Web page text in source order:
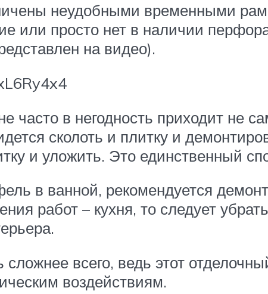
неудобными временными
или просто нет в наличии
на видео).
часто в негодность приходит не
сколоть и плитку и
и уложить. Это единственный
в ванной, рекомендуется
работ – кухня, то следует
всего, ведь этот
воздействиям.